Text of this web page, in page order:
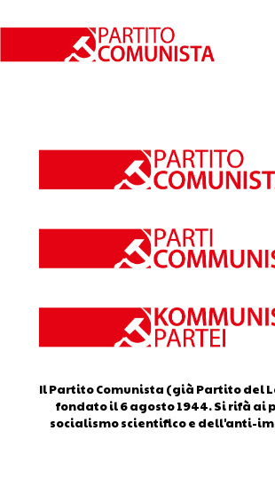
Home Calendario
Calendario
Il Partito Comunista (già Partito del
fondato il 6 agosto 1944. Si rifà ai
socialismo scientifico e dell'anti-